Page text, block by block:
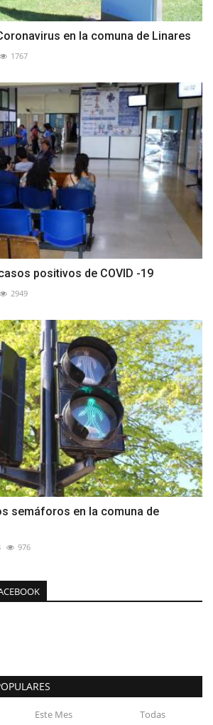
en la comuna de Linares
1767
positivos de COVID -19
2949
semáforos en la comuna de
976
Este Mes Todas